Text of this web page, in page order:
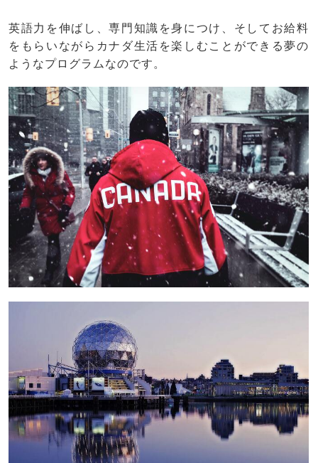
英語力を伸ばし、専門知識を身につけ、そしてお給料
をもらいながらカナダ生活を楽しむことができる夢の
ようなプログラムなのです。